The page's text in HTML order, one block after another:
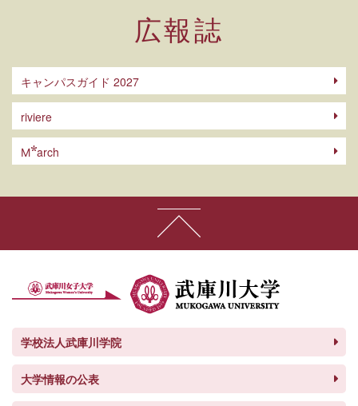
広報誌
キャンパスガイド 2027
riviere
M arch
学校法人武庫川学院
大学情報の公表